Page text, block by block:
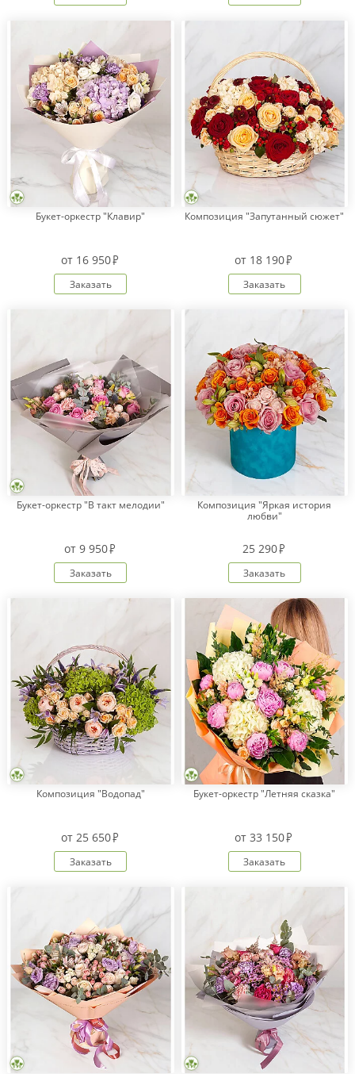
Букет-оркестр "Клавир"
от 16 950
Заказать
Композиция "Запутанный сюжет"
от 18 190
Заказать
Букет-оркестр "В такт мелодии"
от 9 950
Заказать
Композиция "Яркая история
любви"
25 290
Заказать
Композиция "Водопад"
от 25 650
Заказать
Букет-оркестр "Летняя сказка"
от33 150
Заказать